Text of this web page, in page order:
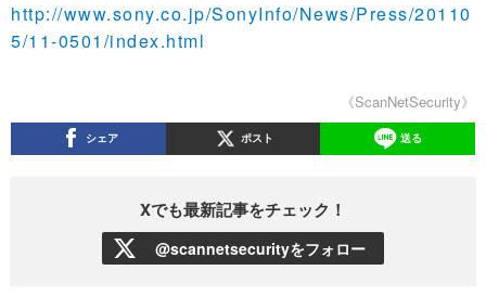
http://www.sony.co.jp/SonyInfo/News/Press/20110
5/11-0501/index.html
《ScanNetSecurity》
シェア ポスト 送る
Xでも最新記事をチェック！
@scannetsecurityをフォロー